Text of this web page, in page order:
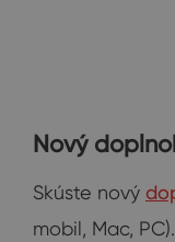
Nový
Skúste nový
mobil, Mac, PC).